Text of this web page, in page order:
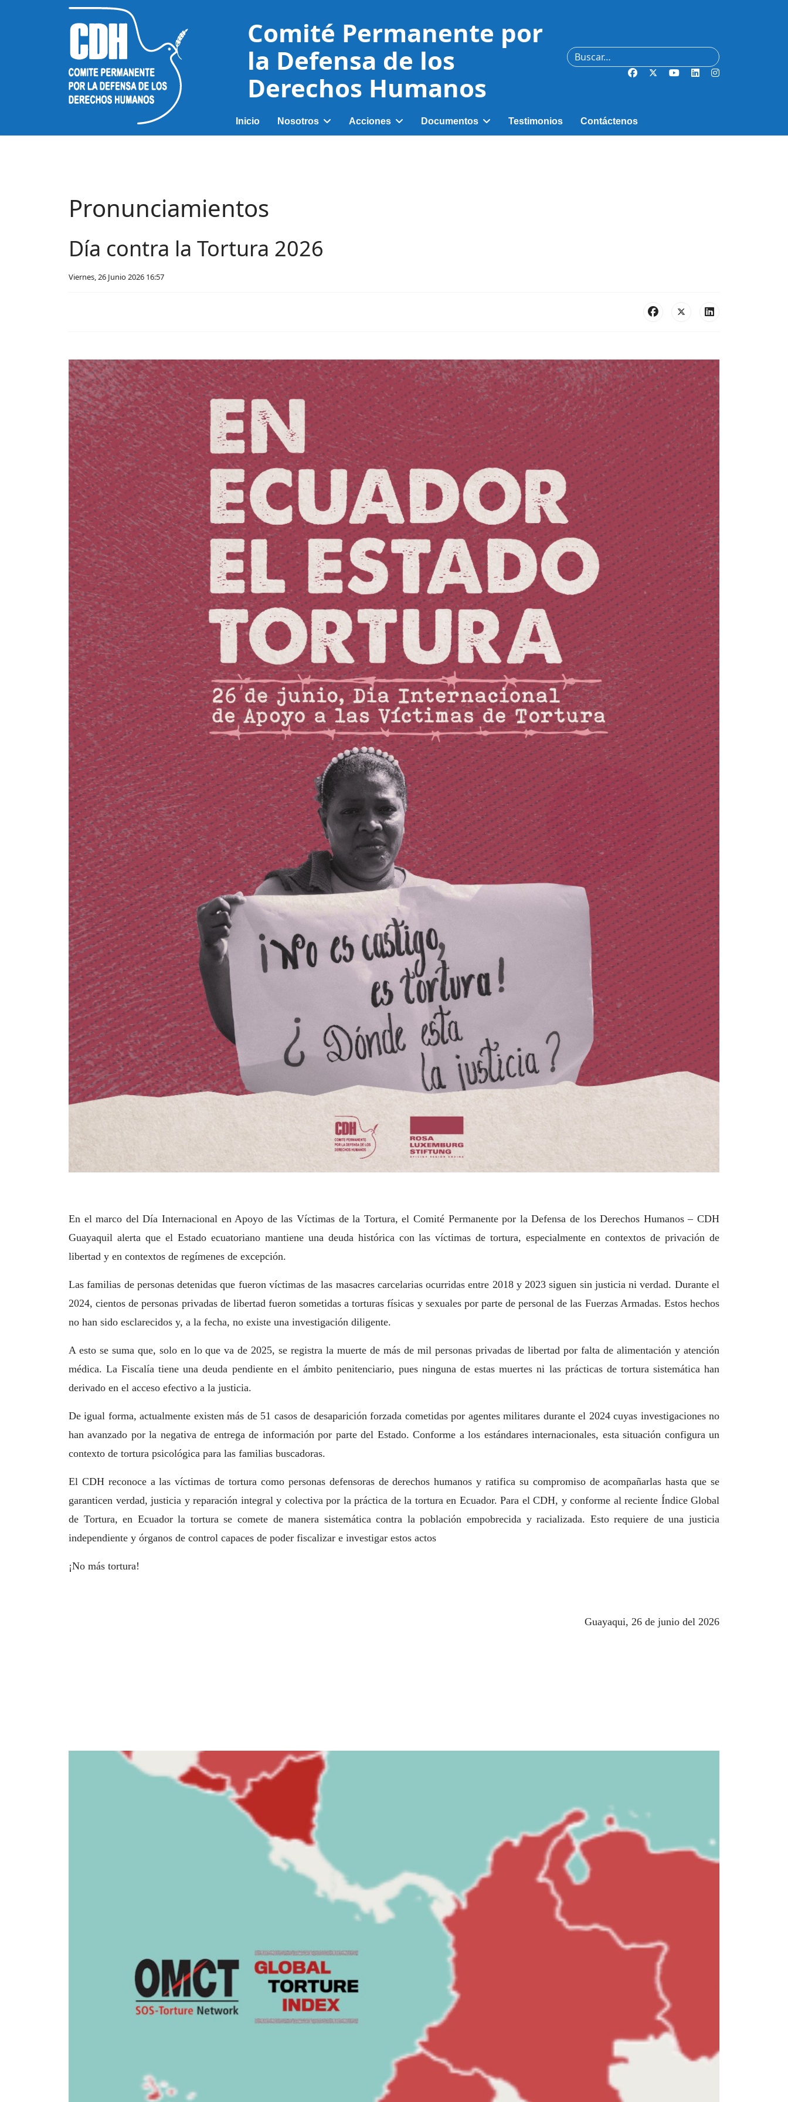
Comité Permanente por
la Defensa de los
Derechos Humanos
Buscar
Inicio Nosotros Acciones Documentos Testimonios Contáctenos
Pronunciamientos
Día contra la Tortura 2026
Viernes, 26 Junio 2026 16:57
En el marco del Día Internacional en Apoyo de las Víctimas de la Tortura, el Comité Permanente por la Defensa de los Derechos Humanos – CDH
Guayaquil alerta que el Estado ecuatoriano mantiene una deuda histórica con las víctimas de tortura, especialmente en contextos de privación de
libertad y en contextos de regímenes de excepción.
Las familias de personas detenidas que fueron víctimas de las masacres carcelarias ocurridas entre 2018 y 2023 siguen sin justicia ni verdad. Durante el
2024, cientos de personas privadas de libertad fueron sometidas a torturas físicas y sexuales por parte de personal de las Fuerzas Armadas. Estos hechos
no han sido esclarecidos y, a la fecha, no existe una investigación diligente.
A esto se suma que, solo en lo que va de 2025, se registra la muerte de más de mil personas privadas de libertad por falta de alimentación y atención
médica. La Fiscalía tiene una deuda pendiente en el ámbito penitenciario, pues ninguna de estas muertes ni las prácticas de tortura sistemática han
derivado en el acceso efectivo a la justicia.
De igual forma, actualmente existen más de 51 casos de desaparición forzada cometidas por agentes militares durante el 2024 cuyas investigaciones no
han avanzado por la negativa de entrega de información por parte del Estado. Conforme a los estándares internacionales, esta situación configura un
contexto de tortura psicológica para las familias buscadoras.
El CDH reconoce a las víctimas de tortura como personas defensoras de derechos humanos y ratifica su compromiso de acompañarlas hasta que se
garanticen verdad, justicia y reparación integral y colectiva por la práctica de la tortura en Ecuador. Para el CDH, y conforme al reciente Índice Global
de Tortura, en Ecuador la tortura se comete de manera sistemática contra la población empobrecida y racializada. Esto requiere de una justicia
independiente y órganos de control capaces de poder fiscalizar e investigar estos actos
¡No más tortura!
Guayaqui, 26 de junio del 2026